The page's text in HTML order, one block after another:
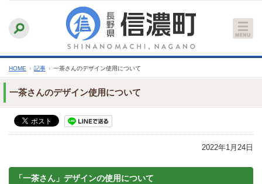
文
へ
ふりがなをつける
文字サイズ
縮小 標準 拡大
HOME › 記事 › 一茶さんのデザイン使用について
一茶さんのデザイン使用について
2022年1月24日
「一茶さん」デザインの使用について